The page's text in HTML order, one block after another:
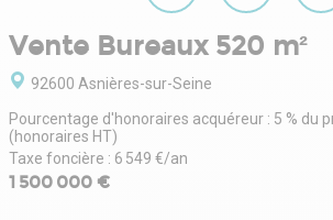
Vente Bureaux 520 m²
92600 Asnières-sur-Seine
Pourcentage d'honoraires acquéreur : 5 % du
(honoraires HT)
Taxe foncière : 6 549 €/an
1 500 000 €